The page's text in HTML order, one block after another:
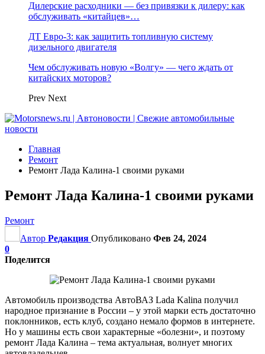
Дилерские расходники — без привязки к дилеру: как
обслуживать «китайцев»…
ДТ Евро-3: как защитить топливную систему
дизельного двигателя
Чем обслуживать новую «Волгу» — чего ждать от
китайских моторов?
Prev Next
Главная
Ремонт
Ремонт Лада Калина-1 своими руками
Ремонт Лада Калина-1 своими руками
Ремонт
Автор Редакция Опубликовано Фев 24, 2024
0
Поделится
Автомобиль производства АвтоВАЗ Lada Kalina получил
народное признание в России – у этой марки есть достаточно
поклонников, есть клуб, создано немало формов в интернете.
Но у машины есть свои характерные «болезни», и поэтому
ремонт Лада Калина – тема актуальная, волнует многих